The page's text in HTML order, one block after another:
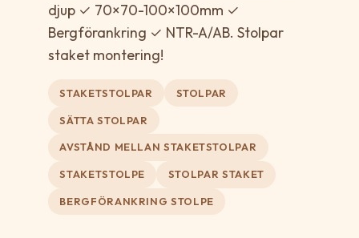
djup ✓ 70×70-100×100mm ✓
Bergförankring ✓ NTR-A/AB. Stolpar
staket montering!
STAKETSTOLPAR STOLPAR
SÄTTA STOLPAR
AVSTÅND MELLAN STAKETSTOLPAR
STAKETSTOLPE STOLPAR STAKET
BERGFÖRANKRING STOLPE